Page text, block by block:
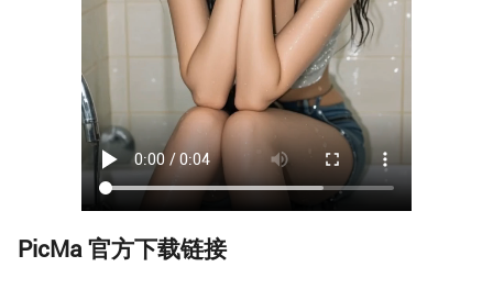
PicMa 官方下载链接